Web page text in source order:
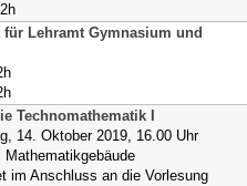
für Lehramt Gymnasium und
Technomathematik I
14. Oktober 2019, 16.00 Uhr
Mathematikgebäude
im Anschluss an die Vorlesung